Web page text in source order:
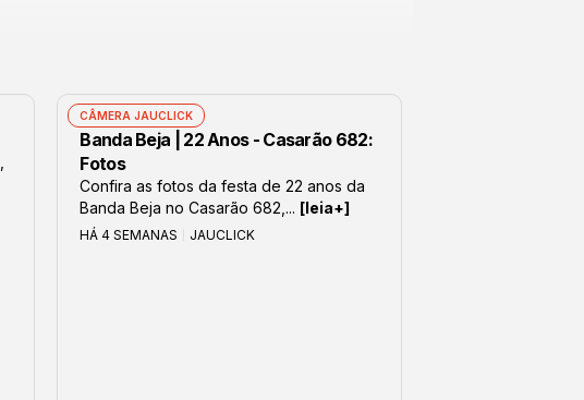
CÂMERA JAUCLICK
Banda Beja | 22 Anos - Casarão 682:
Fotos
Confira as fotos da festa de 22 anos da
Banda Beja no Casarão 682,... [leia+]
HÁ 4 SEMANAS JAUCLICK